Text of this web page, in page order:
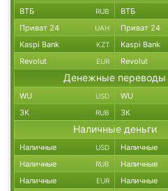
ВТБ RUB ВТБ
Приват 24 UAH Приват 24
Kaspi Bank KZT Kaspi Bank
Revolut EUR Revolut
Денежные переводы
WU USD WU
ЗК RUB ЗК
Наличные деньги
Наличные USD Наличные
Наличные RUB Наличные
Наличные EUR Наличные